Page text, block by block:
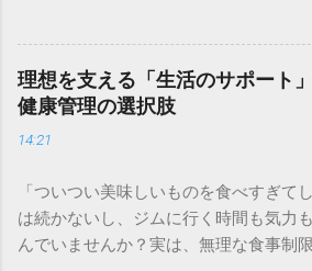
と健康的な食習慣を身につけるための
ぐに実践できる具体的な工夫をご紹介
買い揃えたり、複雑な計算をしたりす
少しの意識の切り替えで、身体と心に
ば」と自分を追い込んでしまうことは
食事において最も大切なのは「何を制
を積極的に選ぶか」というポジティブ
養を過不足なく摂るための基礎知識 私
法はあります。長年維持している僕の
メイクをサポートしてくれる専門的な
肢をご紹介します。 ✅ 自宅でコツコツ
体的なメソッド [こちらから無理なく続
を見る] ✅ 専門家のサポートで最短を目
ニング [プロと一緒に理想の体を目指す
の時間を確保したりするのはハードル
ありませんか。忙しい日々の中で、無
慣を身につけたいと願う方は多いはず
理想を支える「生活のサポート
健康管理の選択肢
14:21
「ついつい美味しいものを食べすぎて
は続かないし、ジムに行く時間も気力
んでいませんか？実は、無理な食事制